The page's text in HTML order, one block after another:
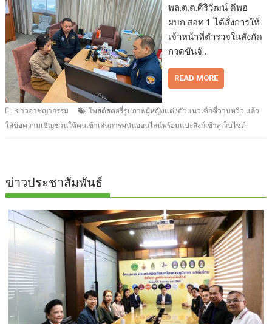
พล.ต.ต.ศิริวัฒน์ ดีพอ
ผบก.สอท.1 ได้สั่งการให้
เจ้าหน้าที่ตำรวจในสังกัด
กวดขันจั…
READ MORE
ข่าวอาชญากรรม
โพสต์สตอรี่รูปภาพผู้หญิงแต่งตัวแนวเซ็กซี่วาบหวิว แล้ว
ใส่ข้อความเชิญชวนให้คนเข้าเล่นการพนันออนไลน์พร้อมแปะลิงก์เข้าสู่เว็บไซต์
ข่าวประชาสัมพันธ์